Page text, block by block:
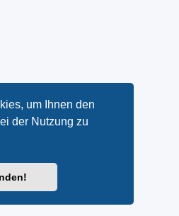
um Ihnen den
der Nutzung zu